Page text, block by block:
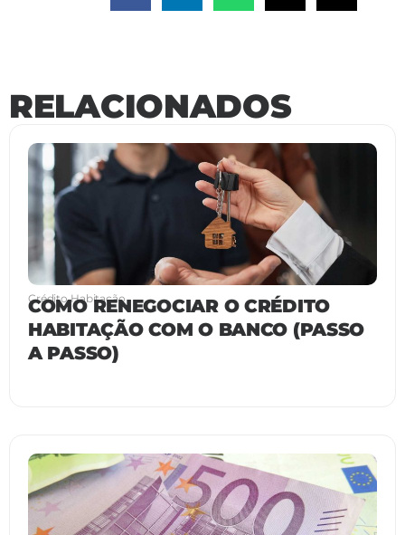
RELACIONADOS
Crédito Habitação
COMO RENEGOCIAR O CRÉDITO
HABITAÇÃO COM O BANCO (PASSO
A PASSO)